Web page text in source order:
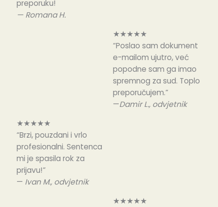
preporuku!
— Romana H.
★★★★★
“Poslao sam dokument
e-mailom ujutro, već
popodne sam ga imao
spremnog za sud. Toplo
preporučujem.”
—Damir L., odvjetnik
★★★★★
“Brzi, pouzdani i vrlo
profesionalni. Sentenca
mi je spasila rok za
prijavu!”
— Ivan M., odvjetnik
★★★★★